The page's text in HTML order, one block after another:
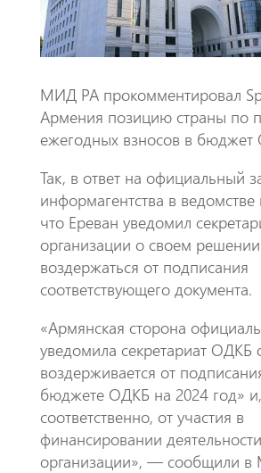
МИД РА прокомментировал
Армения позицию страны по
ежегодных взносов в
Так, в ответ на официальный
информагентства в
что Ереван уведомил
организации о своем решении
воздержаться от подписания
соответствующего документа.
«Армянская сторона
уведомила секретариат ОДКБ
воздерживается от
бюджете ОДКБ на 2024 год» и,
соответственно, от участия в
финансировании деятельности
организации», — сообщили